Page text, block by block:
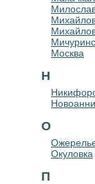
Москва
Н
О
Окуловка
П